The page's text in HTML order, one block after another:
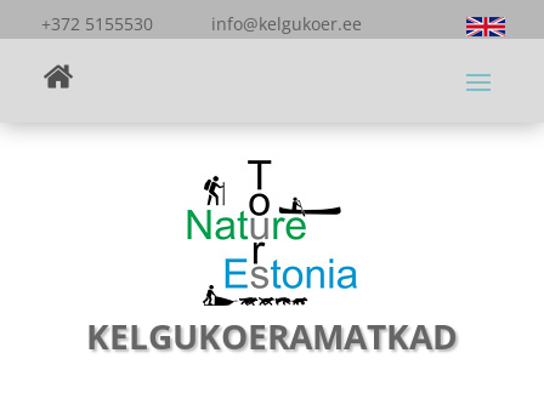
+372 5155530 info@kelgukoer.ee
KELGUKOERAMATKAD